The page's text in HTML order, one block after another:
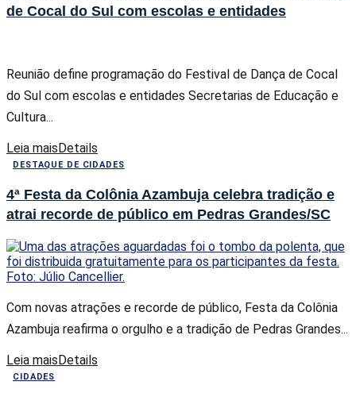
de Cocal do Sul com escolas e entidades
Reunião define programação do Festival de Dança de Cocal
do Sul com escolas e entidades Secretarias de Educação e
Cultura...
Leia maisDetails
DESTAQUE DE CIDADES
4ª Festa da Colônia Azambuja celebra tradição e
atrai recorde de público em Pedras Grandes/SC
Com novas atrações e recorde de público, Festa da Colônia
Azambuja reafirma o orgulho e a tradição de Pedras Grandes...
Leia maisDetails
CIDADES